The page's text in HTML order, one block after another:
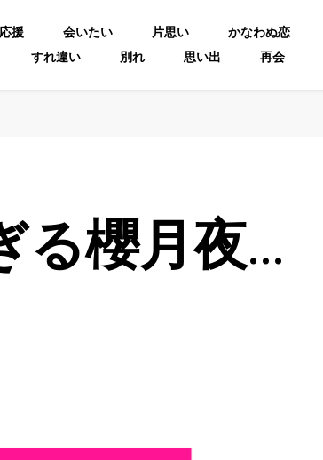
応援 会いたい 片思い かなわぬ恋
すれ違い 別れ 思い出 再会
る櫻月夜…